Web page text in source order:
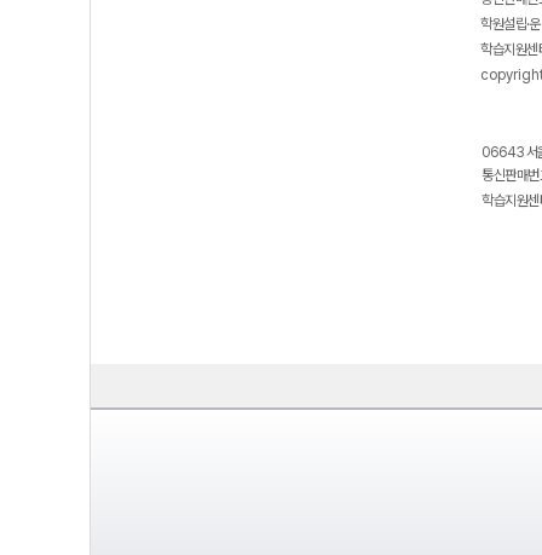
학원설립·
학습지원
06643 서
통신판매
학습지원